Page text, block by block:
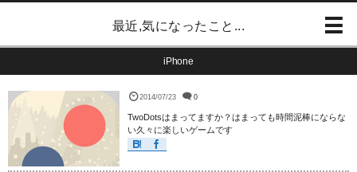
最近,気になったこと...
iPhone
2014/07/23 0
TwoDotsはまってますか？はまっても時間泥棒にならな
い久々に楽しいゲームです